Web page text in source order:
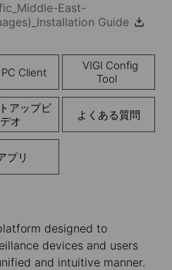
East-
Guide
Client
VIGI Config
Tool
アップビ
デオ
よくある質問
プリ
designed to
devices and users
and intuitive manner.